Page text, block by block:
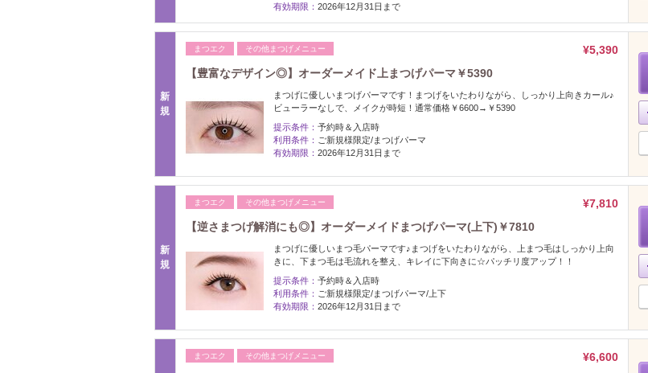
有効期限： 2026年12月31日まで
新
規
まつエク その他まつげメニュー
¥5,390
【豊富なデザイン◎】オーダーメイド上まつげパーマ￥5390
まつげに優しいまつげパーマです！まつげをいたわりながら、しっかり上向きカール♪
ビューラーなしで、メイクが時短！通常価格￥6600→￥5390
提示条件： 予約時＆入店時
利用条件： ご新規様限定/まつげパーマ
有効期限： 2026年12月31日まで
新
規
まつエク その他まつげメニュー
¥7,810
【逆さまつげ解消にも◎】オーダーメイドまつげパーマ(上下)￥7810
まつげに優しいまつ毛パーマです♪まつげをいたわりながら、上まつ毛はしっかり上向
きに、下まつ毛は毛流れを整え、キレイに下向きに☆パッチリ度アップ！！
提示条件： 予約時＆入店時
利用条件： ご新規様限定/まつげパーマ/上下
有効期限： 2026年12月31日まで
まつエク その他まつげメニュー
¥6,600